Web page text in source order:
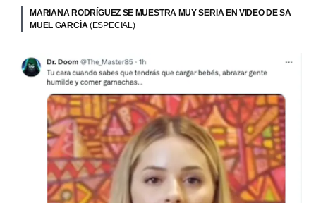
MARIANA RODRÍGUEZ SE MUESTRA MUY SERIA EN VIDEO DE SA
MUEL GARCÍA(ESPECIAL)